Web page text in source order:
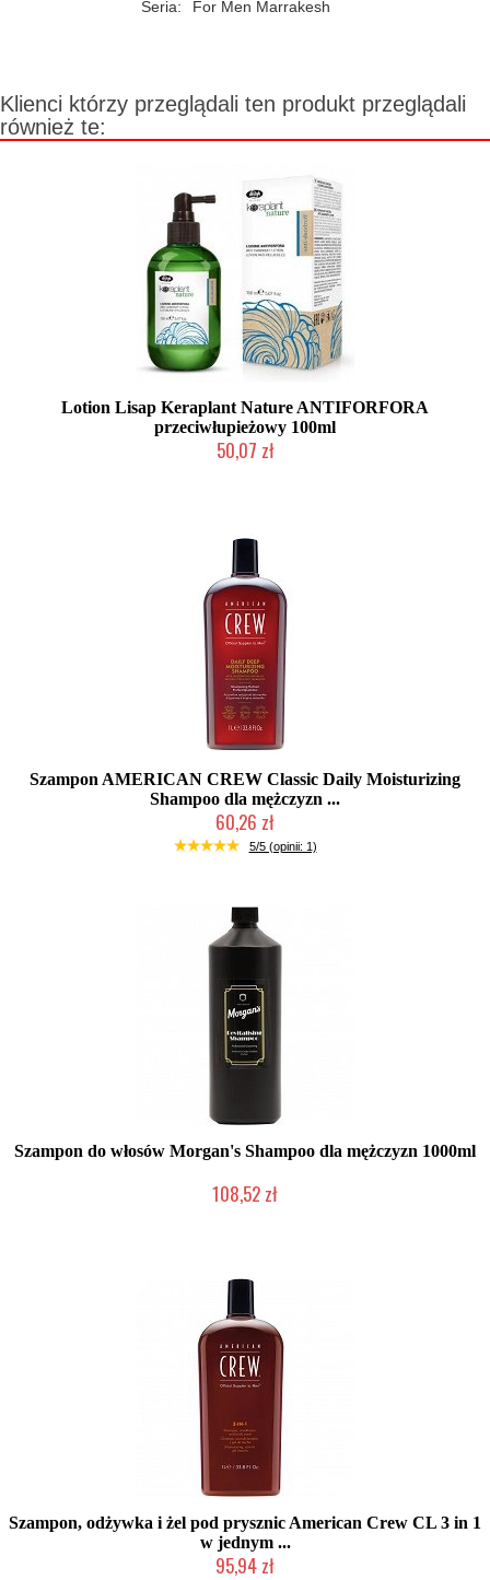
Seria: For Men Marrakesh
Klienci którzy przeglądali ten produkt przeglądali
również te:
Lotion Lisap Keraplant Nature ANTIFORFORA
przeciwłupieżowy 100ml
50,07 zł
Szampon AMERICAN CREW Classic Daily Moisturizing
Shampoo dla mężczyzn ...
60,26 zł
Chwilowo niedostępny
5/5 (opinii: 1)
Szampon do włosów Morgan's Shampoo dla mężczyzn 1000ml
108,52 zł
Szampon, odżywka i żel pod prysznic American Crew CL 3 in 1
w jednym ...
95,94 zł